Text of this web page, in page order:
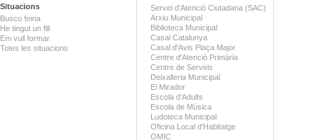
Situacions
Busco feina
He tingut un fill
Em vull formar
Totes les situacions
Servei d'Atenció Ciutadana (SAC)
Arxiu Municipal
Biblioteca Municipal
Casal Catalunya
Casal d'Avis Plaça Major
Centre d'Atenció Primària
Centre de Serveis
Deixalleria Municipal
El Mirador
Escola d'Adults
Escola de Música
Ludoteca Municipal
Oficina Local d'Habitatge
OMIC